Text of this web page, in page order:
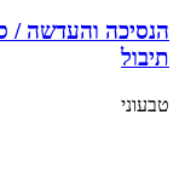
הנסיכה והעדשה /
תיבול
טבעוני